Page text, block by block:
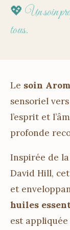
💖 Un soin
tous.
Le soin
sensoriel
l’esprit et
profonde
Inspirée de
David Hill,
et
huiles
est